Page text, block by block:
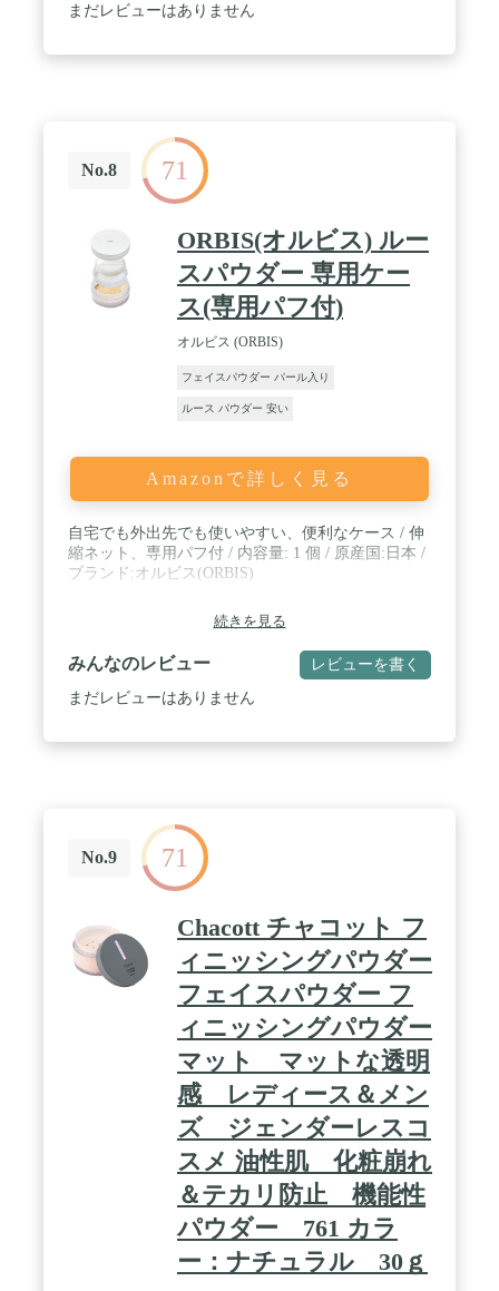
まだレビューはありません
No.8 71
ORBIS(オルビス) ルー
スパウダー 専用ケー
ス(専用パフ付)
オルビス (ORBIS)
フェイスパウダー パール入り
ルース パウダー 安い
Amazonで詳しく見る
自宅でも外出先でも使いやすい、便利なケース / 伸
縮ネット、専用パフ付 / 内容量: 1 個 / 原産国:日本 /
ブランド:オルビス(ORBIS)
続きを見る
みんなのレビュー レビューを書く
まだレビューはありません
No.9 71
Chacott チャコット フ
ィニッシングパウダー
フェイスパウダー フ
ィニッシングパウダー
マット マットな透明
感 レディース＆メン
ズ ジェンダーレスコ
スメ 油性肌 化粧崩れ
＆テカリ防止 機能性
パウダー 761 カラ
ー：ナチュラル 30ｇ